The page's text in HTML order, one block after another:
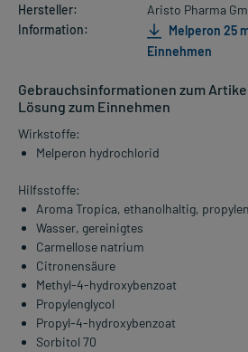
Hersteller:
Aristo Pharma
Information:
Melperon 25
Einnehmen
Gebrauchsinformationen zum
Lösung zum Einnehmen
Wirkstoffe:
Melperon hydrochlorid
Hilfsstoffe:
Aroma Tropica, ethanolhaltig,
Wasser, gereinigtes
Carmellose natrium
Citronensäure
Methyl-4-hydroxybenzoat
Propylenglycol
Propyl-4-hydroxybenzoat
Sorbitol 70